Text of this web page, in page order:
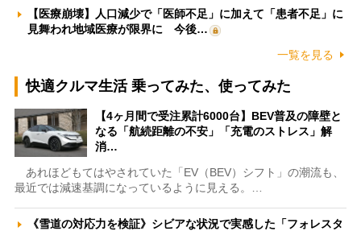
【医療崩壊】人口減少で「医師不足」に加えて「患者不足」に
見舞われ地域医療が限界に 今後…
一覧を見る
快適クルマ生活 乗ってみた、使ってみた
【4ヶ月間で受注累計6000台】BEV普及の障壁と
なる「航続距離の不安」「充電のストレス」解
消…
あれほどもてはやされていた「EV（BEV）シフト」の潮流も、
最近では減速基調になっているように見える。…
《雪道の対応力を検証》シビアな状況で実感した「フォレスタ